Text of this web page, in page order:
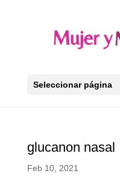
Seleccionar página
glucanon nasal
Feb 10, 2021